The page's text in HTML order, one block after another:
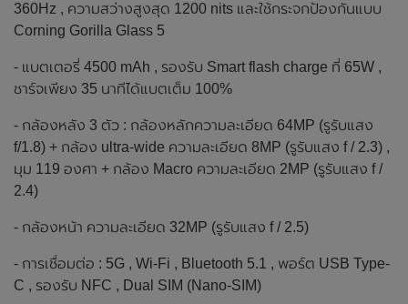
360Hz , ความสว่างสูงสุด 1200 nits และใช้กระจกป้องกันแบบ
Corning Gorilla Glass 5
- แบตเตอรี่ 4500 mAh , รองรับ Smart flash charge ที่ 65W ,
ชาร์จเพียง 35 นาทีได้แบตเต็ม 100%
- กล้องหลัง 3 ตัว : กล้องหลักความละเอียด 64MP (รูรับแสง
f/1.8) + กล้อง ultra-wide ความละเอียด 8MP (รูรับแสง f / 2.3) ,
มุม 119 องศา + กล้อง Macro ความละเอียด 2MP (รูรับแสง f /
2.4)
- กล้องหน้า ความละเอียด 32MP (รูรับแสง f / 2.5)
- การเชื่อมต่อ : 5G , Wi-Fi , Bluetooth 5.1 , พอร์ต USB Type-
C , รองรับ NFC , Dual SIM (Nano-SIM)